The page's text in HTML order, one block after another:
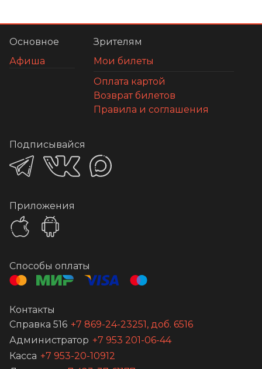
Основное
Афиша
Зрителям
Мои билеты
Оплата картой
Возврат билетов
Правила и соглашения
Подписывайся
Приложения
Способы оплаты
Контакты
Справка 516 +7 869-24-23251, доб. 6516
Администратор +7 953 201-06-44
Касса +7 953-20-10912